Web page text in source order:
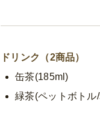
ドリンク（2商品）
缶茶(185ml)
緑茶(ペットボトル